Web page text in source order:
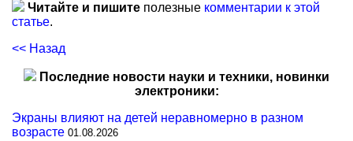
Читайте и пишите полезные комментарии к этой
статье.
<< Назад
Последние новости науки и техники, новинки
электроники:
Экраны влияют на детей неравномерно в разном
возрасте 01.08.2026